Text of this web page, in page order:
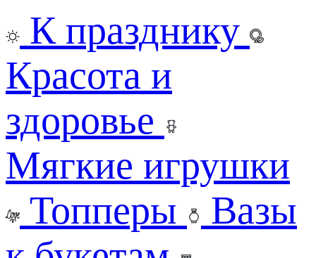
К празднику
Красота и
здоровье
Мягкие игрушки
Топперы
Вазы